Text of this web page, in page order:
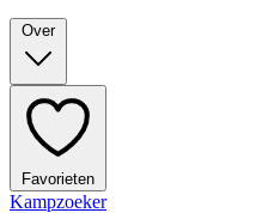
Over
Favorieten
Kampzoeker